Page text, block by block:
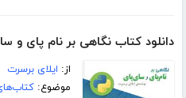
دانلود کتاب نگاهی بر نام پای و
از: ایلای برسرت
موضوع: